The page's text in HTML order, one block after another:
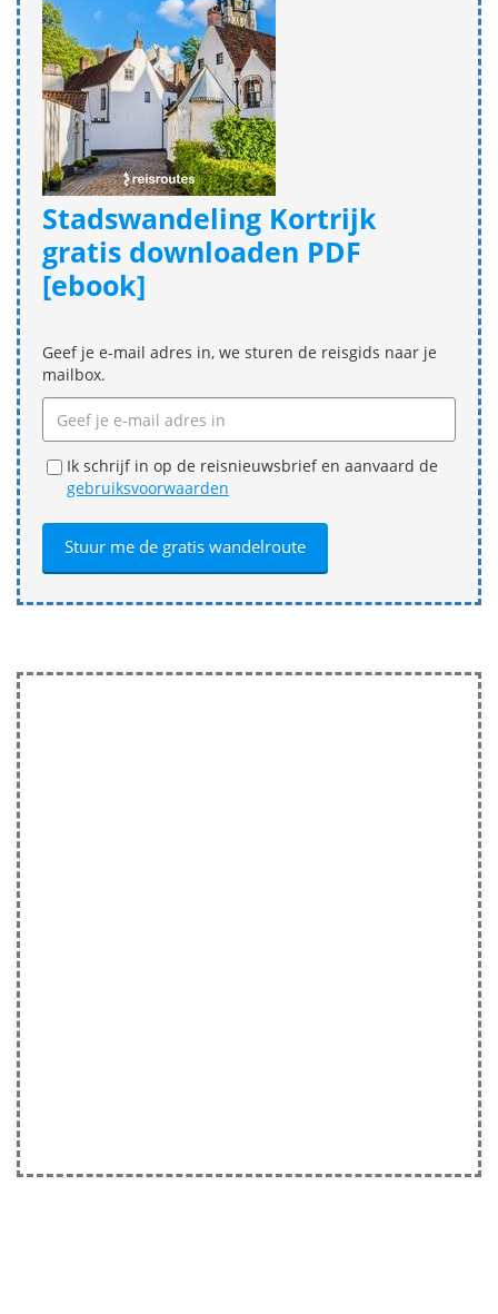
Stadswandeling Kortrijk
gratis downloaden PDF
[ebook]
Geef je e-mail adres in, we sturen de reisgids naar je
mailbox.
Ik schrijf in op de reisnieuwsbrief en aanvaard de
gebruiksvoorwaarden